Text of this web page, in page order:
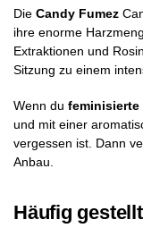
Die Candy Fumez
ihre enorme
Extraktionen und
Sitzung zu einem
Wenn du feminisierte
und mit einer
vergessen ist. Dann
Anbau.
Häufig